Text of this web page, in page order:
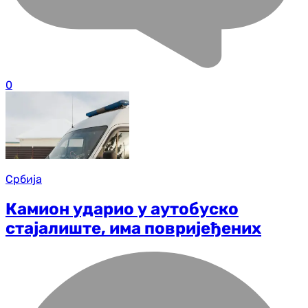
0
Србија
Камион ударио у аутобуско
стајалиште, има повријеђених